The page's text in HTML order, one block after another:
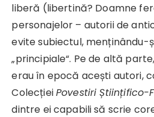
liberă (libertină? Doamne
personajelor – autorii de
evite subiectul, menținându-
„principiale“. Pe de altă
erau în epocă acești autori,
ColecțieiPovestiri Științifico-
dintre ei capabili să scrie